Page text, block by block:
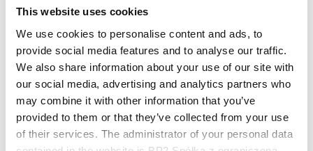
This website uses cookies
We use cookies to personalise content and ads, to
provide social media features and to analyse our traffic.
We also share information about your use of our site with
our social media, advertising and analytics partners who
may combine it with other information that you’ve
provided to them or that they’ve collected from your use
of their services. The administrator of your personal data